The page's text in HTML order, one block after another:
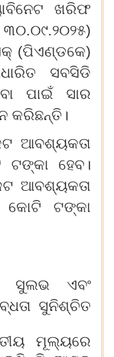
ଖରିଫ
)
(ପିଏଣ୍ଡକେ)
ସବସିଡି
ପାଇଁ ସାର
କରିଛନ୍ତି।
ଆବଶ୍ୟକତା
ଟଙ୍କା ହେବ।
ଆବଶ୍ୟକତା
କୋଟି ଟଙ୍କା
ସୁଲଭ ଏବଂ
ସୁନିଶ୍ଚିତ
ମୂଲ୍ୟରେ